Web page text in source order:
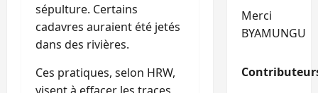
sépulture. Certains
cadavres auraient été jetés
dans des rivières.
Ces pratiques, selon HRW,
Merci
BYAMUNGU